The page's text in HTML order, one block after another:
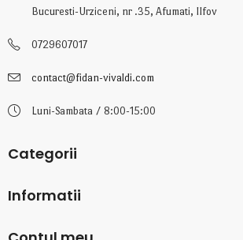
Bucuresti-Urziceni, nr .35, Afumati, Ilfov
0729607017
contact@fidan-vivaldi.com
Luni-Sambata / 8:00-15:00
Categorii
Informatii